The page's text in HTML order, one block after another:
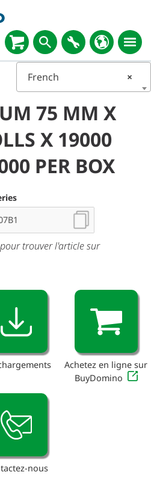
×
French
75 MM X
X 19000
PER BOX
trouver l'article sur
Achetez en ligne sur
BuyDomino
nous